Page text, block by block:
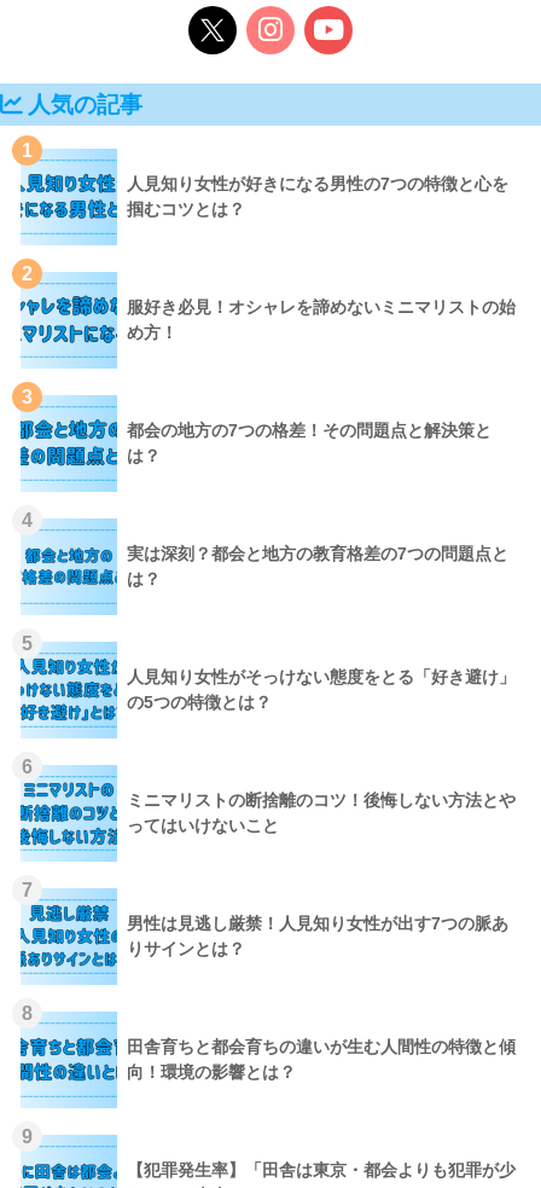
人気の記事
1
人見知り女性が好きになる男性の7つの特徴と心を
掴むコツとは？
2
服好き必見！オシャレを諦めないミニマリストの始
め方！
3
都会の地方の7つの格差！その問題点と解決策と
は？
4
実は深刻？都会と地方の教育格差の7つの問題点と
は？
5
人見知り女性がそっけない態度をとる「好き避け」
の5つの特徴とは？
6
ミニマリストの断捨離のコツ！後悔しない方法とや
ってはいけないこと
7
男性は見逃し厳禁！人見知り女性が出す7つの脈あ
りサインとは？
8
田舎育ちと都会育ちの違いが生む人間性の特徴と傾
向！環境の影響とは？
9
【犯罪発生率】「田舎は東京・都会よりも犯罪が少